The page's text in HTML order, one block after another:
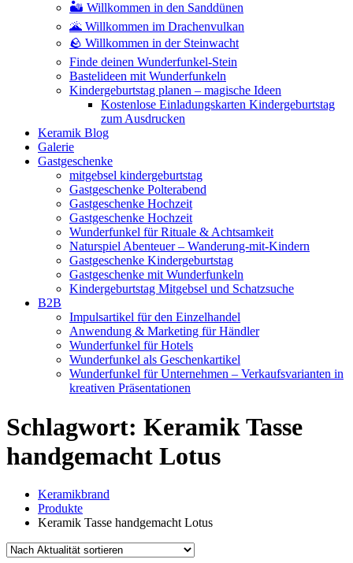
🏜️ Willkommen in den Sanddünen
🌋 Willkommen im Drachenvulkan
🪨 Willkommen in der Steinwacht
Finde deinen Wunderfunkel-Stein
Bastelideen mit Wunderfunkeln
Kindergeburtstag planen – magische Ideen
Kostenlose Einladungskarten Kindergeburtstag
zum Ausdrucken
Keramik Blog
Galerie
Gastgeschenke
mitgebsel kindergeburtstag
Gastgeschenke Polterabend
Gastgeschenke Hochzeit
Gastgeschenke Hochzeit
Wunderfunkel für Rituale & Achtsamkeit
Naturspiel Abenteuer – Wanderung-mit-Kindern
Gastgeschenke Kindergeburtstag
Gastgeschenke mit Wunderfunkeln
Kindergeburtstag Mitgebsel und Schatzsuche
B2B
Impulsartikel für den Einzelhandel
Anwendung & Marketing für Händler
Wunderfunkel für Hotels
Wunderfunkel als Geschenkartikel
Wunderfunkel für Unternehmen – Verkaufsvarianten in
kreativen Präsentationen
Schlagwort: Keramik Tasse
handgemacht Lotus
Keramikbrand
Produkte
Keramik Tasse handgemacht Lotus